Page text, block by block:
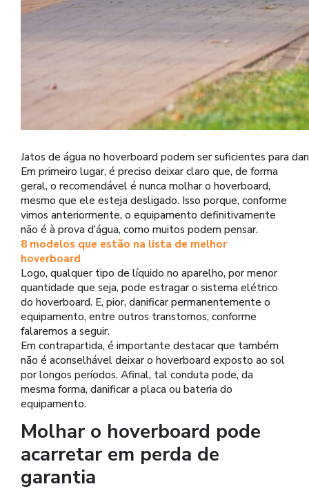
Jatos de água no hoverboard podem ser suficientes para
Em primeiro lugar, é preciso deixar claro que, de forma
geral, o recomendável é nunca molhar o hoverboard,
mesmo que ele esteja desligado. Isso porque, conforme
vimos anteriormente, o equipamento definitivamente
não é à prova d’água, como muitos podem pensar.
8 modelos que estão na lista de melhor
hoverboard
Logo, qualquer tipo de líquido no aparelho, por menor
quantidade que seja, pode estragar o sistema elétrico
do hoverboard. E, pior, danificar permanentemente o
equipamento, entre outros transtornos, conforme
falaremos a seguir.
Em contrapartida, é importante destacar que também
não é aconselhável deixar o hoverboard exposto ao sol
por longos períodos. Afinal, tal conduta pode, da
mesma forma, danificar a placa ou bateria do
equipamento.
Molhar o hoverboard pode
acarretar em perda de
garantia